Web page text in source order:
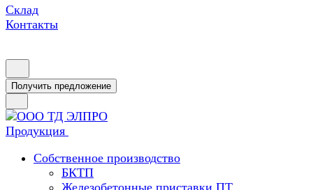
Склад
Контакты
Получить предложение
Продукция
Собственное производство
БКТП
Железобетонные приставки ПТ